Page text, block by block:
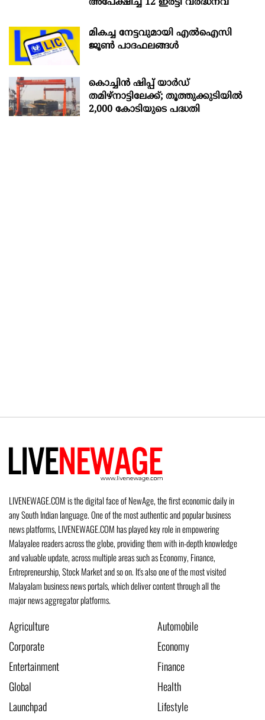
മികച്ച നേട്ടവുമായി എൽഐസി
ജൂൺ പാദഫലങ്ങൾ
കൊച്ചിന്‍ ഷിപ്പ് യാർഡ്
തമിഴ്നാട്ടിലേക്ക്; തൂത്തുക്കുടിയിൽ
2,000 കോടിയുടെ പദ്ധതി
LIVENEWAGE.COM is the digital face of NewAge, the first economic daily in
any South Indian language. One of the most authentic and popular business
news platforms, LIVENEWAGE.COM has played key role in empowering
Malayalee readers across the globe, providing them with in-depth knowledge
and valuable update, across multiple areas such as Economy, Finance,
Entrepreneurship, Stock Market and so on. It's also one of the most visited
Malayalam business news portals, which deliver content through all the
major news aggregator platforms.
Agriculture
Automobile
Corporate
Economy
Entertainment
Finance
Global
Health
Launchpad
Lifestyle